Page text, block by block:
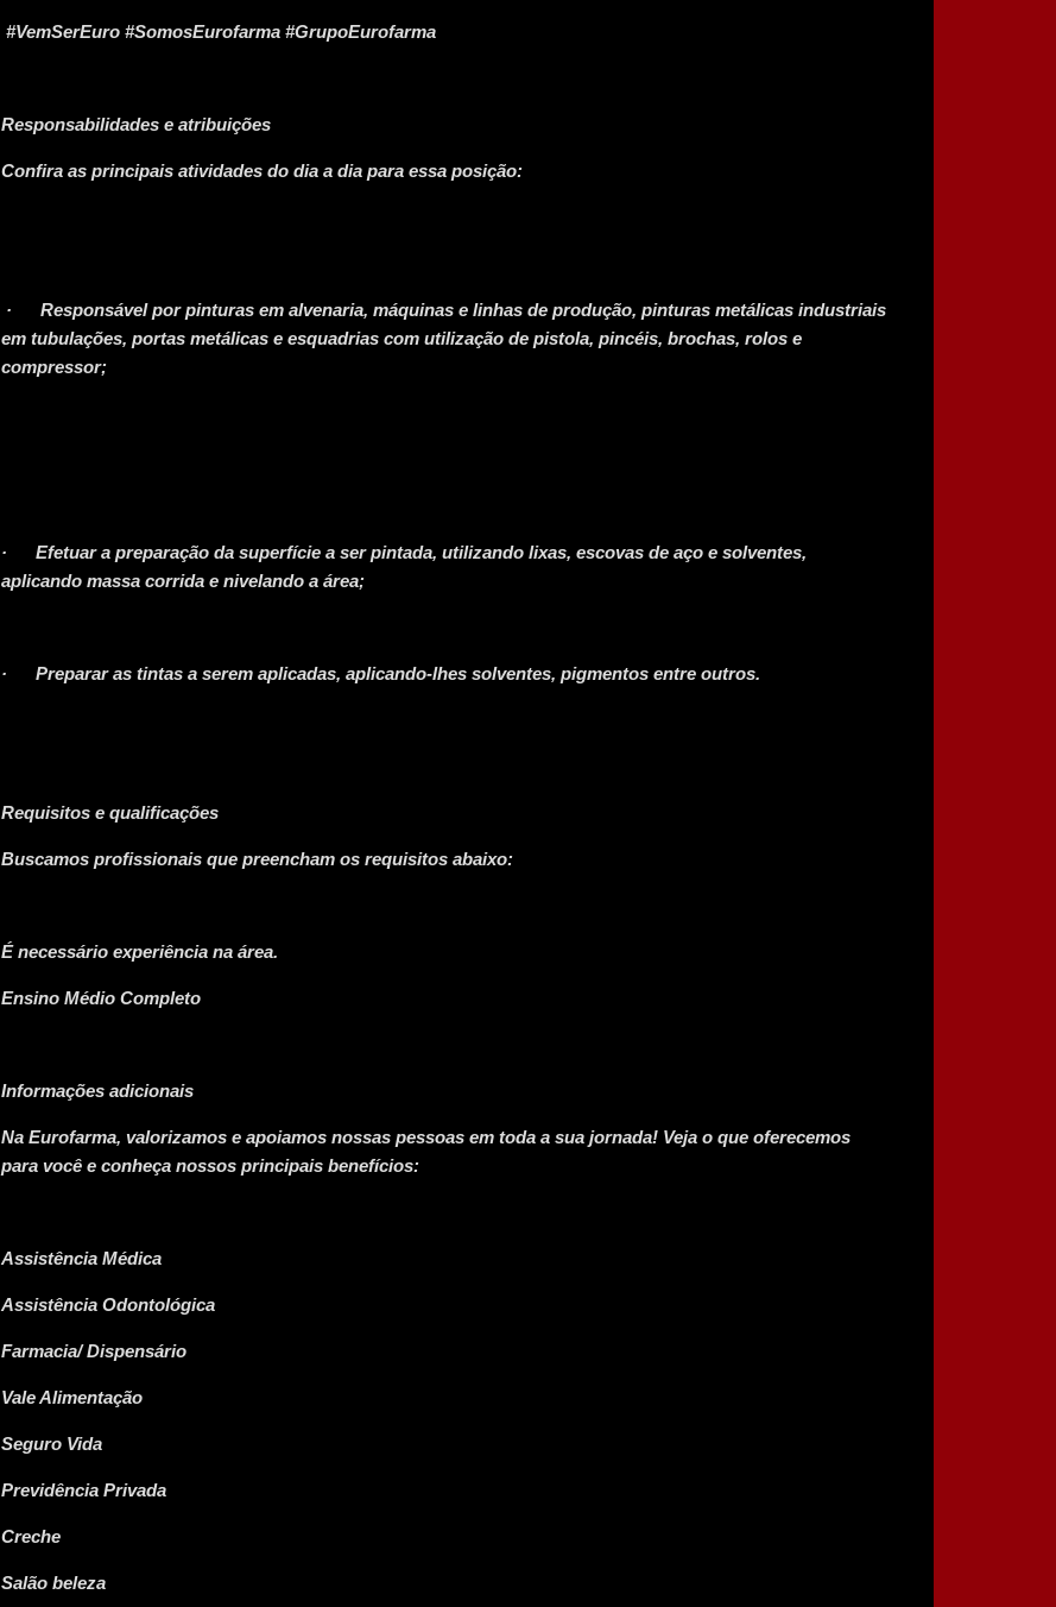
#VemSerEuro #SomosEurofarma #GrupoEurofarma
Responsabilidades e atribuições
Confira as principais atividades do dia a dia para essa posição:
· Responsável por pinturas em alvenaria, máquinas e linhas de produção, pinturas metálicas industriais
em tubulações, portas metálicas e esquadrias com utilização de pistola, pincéis, brochas, rolos e
compressor;
· Efetuar a preparação da superfície a ser pintada, utilizando lixas, escovas de aço e solventes,
aplicando massa corrida e nivelando a área;
· Preparar as tintas a serem aplicadas, aplicando-lhes solventes, pigmentos entre outros.
Requisitos e qualificações
Buscamos profissionais que preencham os requisitos abaixo:
É necessário experiência na área.
Ensino Médio Completo
Informações adicionais
Na Eurofarma, valorizamos e apoiamos nossas pessoas em toda a sua jornada! Veja o que oferecemos
para você e conheça nossos principais benefícios:
Assistência Médica
Assistência Odontológica
Farmacia/ Dispensário
Vale Alimentação
Seguro Vida
Previdência Privada
Creche
Salão beleza